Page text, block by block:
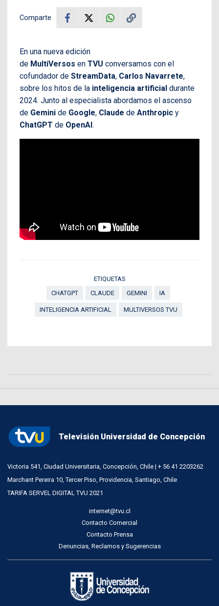
Comparte
En una nueva edición
de MultiVersos en TVU conversamos con el
cofundador de StreamData, Carlos Navarrete,
sobre los hitos de la inteligencia artificial durante
2024. Junto al especialista abordamos el ascenso
de Gemini de Google, Claude de Anthropic y
ChatGPT de OpenAI .
ETIQUETAS
CHATGPT
CLAUDE GEMINI IA
INTELIGENCIA ARTIFICIAL MULTIVERSOS TVU
Televisión Universidad de Concepción
Victoria 541, Ciudad Universitaria, Concepción, Chile | + 56 41 2203262
Marchant Pereira 10, Tercer Piso, Providencia, Santiago, Chile
TARIFA SERVEL DIGITAL TVU 2021
internet@tvu.cl
Contacto Comercial
Contacto Prensa
Denuncias, Reclamos y Sugerencias